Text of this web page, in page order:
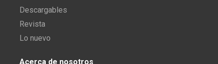
Descargables
Revista
Lo nuevo
Acerca de nosotros